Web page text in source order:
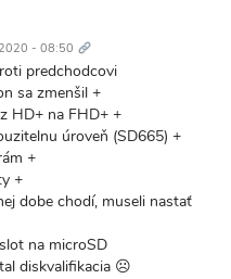
- 08:50 odkaz
predchodcovi
sa zmenšil +
HD+ na FHD+ +
úroveň (SD665) +
+
+
dobe chodí, museli nastať
na microSD
diskvalifikacia ☹️